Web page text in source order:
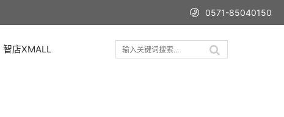
0571-85040150
智店XMALL